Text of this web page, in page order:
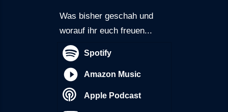
Was bisher geschah und
worauf ihr euch freuen...
Spotify
Amazon Music
Apple Podcast